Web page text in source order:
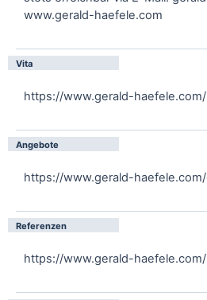
www.gerald-haefele.com
Vita
https://www.gerald-
Angebote
https://www.gerald-
Referenzen
https://www.gerald-